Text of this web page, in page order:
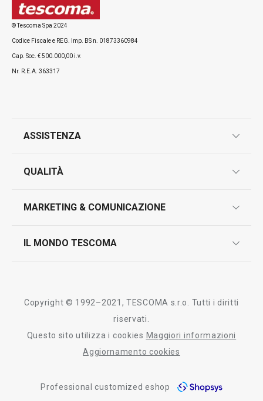
© Tescoma Spa 2024
Codice Fiscale e REG. Imp. BS n. 01873360984
Cap. Soc. € 500.000,00 i.v.
Nr. R.E.A. 363317
ASSISTENZA
contatti
QUALITÀ
test sui prodotti
MARKETING & COMUNICAZIONE
IL MONDO TESCOMA
Tescoma nel mondo
informativa whistleblowing
Copyright © 1992–2021, TESCOMA s.r.o. Tutti i diritti
riservati.
Questo sito utilizza i cookies Maggiori informazioni
Aggiornamento cookies
Professional customized eshop